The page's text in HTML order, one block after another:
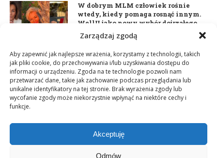
Zarządzaj zgodą
Aby zapewnić jak najlepsze wrażenia, korzystamy z technologii, takich
jak pliki cookie, do przechowywania i/lub uzyskiwania dostępu do
informacji o urządzeniu. Zgoda na te technologie pozwoli nam
przetwarzać dane, takie jak zachowanie podczas przeglądania lub
unikalne identyfikatory na tej stronie. Brak wyrażenia zgody lub
wycofanie zgody może niekorzystnie wpłynąć na niektóre cechy i
funkcje.
Akceptuję
Odmów
W dobrym MLM człowiek rośnie
wtedy, kiedy pomaga rosnąć innym.
WellU jako nowy wybór dojrzałego
lidera
Daria Dudzik. Kocham Cię
17 kwietnia 2026